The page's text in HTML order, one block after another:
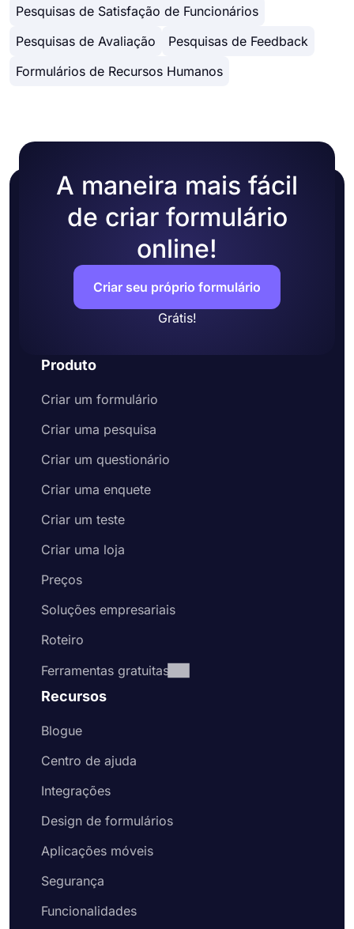
● Selecione entre vários temas gratuitos
● Compartilhe suas pesquisas em tantas
plataformas quanto possível
● Adicione condições às suas perguntas da
funciona perfeitamente em qualquer dispositivo.
Comece hoje mesmo a criar pesquisas online
gratuitas e coletar respostas facilmente!
Pesquisas de Satisfação de Funcionários
Pesquisas de Avaliação
Pesquisas de Feedback
Formulários de Recursos Humanos
A maneira mais fácil
de criar formulário
online!
Criar seu próprio formulário
Grátis!
Produto
Criar um formulário
Criar uma pesquisa
Criar um questionário
Criar uma enquete
Criar um teste
Criar uma loja
Preços
Soluções empresariais
Roteiro
Ferramentas gratuitas
Recursos
Blogue
Centro de ajuda
Integrações
Design de formulários
Aplicações móveis
Segurança
Funcionalidades